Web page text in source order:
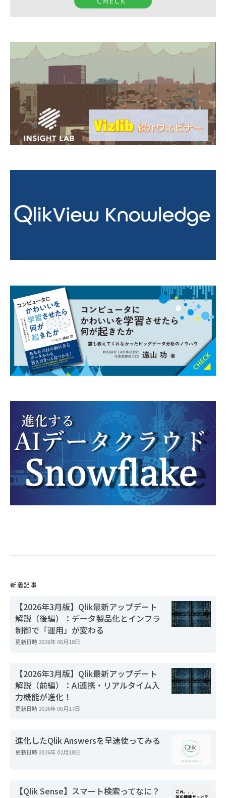
新着記事
【2026年3月版】Qlik最新アップデート
解説（後編）：データ製品化とインフラ
制御で「運用」が変わる
更新日時2026年 06月18日
【2026年3月版】Qlik最新アップデート
解説（前編）：AI連携・リアルタイム入
力機能が進化！
更新日時2026年 06月17日
進化したQlik Answersを早速使ってみる
更新日時2026年 02月18日
【Qlik Sense】スマート検索ってなに？